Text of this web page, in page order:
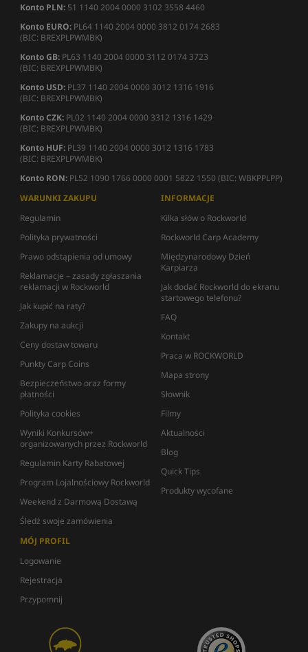
Konto PLN: 51 1140 2004 0000 3102 3558 4460
Konto EURO: PL64 1140 2004 0000 3812 0174 2683
(BIC: BREXPLPWMBK)
Konto GB: PL63 1140 2004 0000 3112 0174 3723
(BIC: BREXPLPWMBK)
Konto USD: PL37 1140 2004 0000 3012 1316 1916
(BIC: BREXPLPWMBK)
Konto CZK: PL02 1140 2004 0000 3312 1316 1429
(BIC: BREXPLPWMBK)
Konto HUF: PL39 1140 2004 0000 3012 1316 1783
(BIC: BREXPLPWMBK)
Konto RON: PL52 1090 1766 0000 0001 5822 1550 (BIC: WBKPPLPP)
WARUNKI ZAKUPU
Regulamin
Polityka prywatności
Prawo odstąpienia od umowy
Reklamacje – zasady zgłaszania
reklamacji w Rockworld
Jak kupić na raty?
Zakupy na aukcji
Ceny dostaw towaru
Punkty Carp Coins
Bezpieczeństwo oraz formy
płatności
Polityka cookies
Wyniki Konkursów+
organizowanych przez Rockworld
Regulamin Karty Rabatowej
Program Lojalnościowy Rockworld
Weekend z Darmową Dostawą
Śledź swoje zamówienia
INFORMACJE
Kilka słów o Rockworld
Rockworld Carp Academy
Międzynarodowy Dzień
Karpiarza
Jak dodać Rockworld do ekranu
startowego telefonu?
FAQ
Kontakt
Praca w ROCKWORLD
Mapa strony
Słownik
Filmy
Aktualności
Blog
Quick Tips
Produkty wycofane
MÓJ PROFIL
Logowanie
Rejestracja
Przypomnij